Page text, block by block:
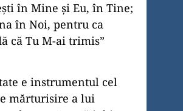
în Mine şi Eu, în Tine;
în Noi, pentru ca
că Tu M-ai trimis”
e instrumentul cel
mărturisire a lui